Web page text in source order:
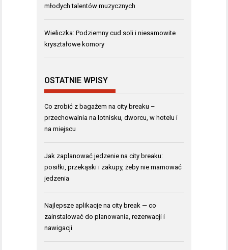
młodych talentów muzycznych
Wieliczka: Podziemny cud soli i niesamowite
kryształowe komory
OSTATNIE WPISY
Co zrobić z bagażem na city breaku –
przechowalnia na lotnisku, dworcu, w hotelu i
na miejscu
Jak zaplanować jedzenie na city breaku:
posiłki, przekąski i zakupy, żeby nie marnować
jedzenia
Najlepsze aplikacje na city break — co
zainstalować do planowania, rezerwacji i
nawigacji